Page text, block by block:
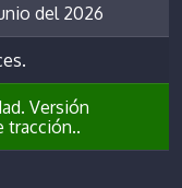
del 2026
Versión
tracción..